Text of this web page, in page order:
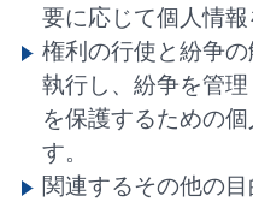
要に応じて個人情報
権利の行使と紛争
執行し、紛争を管
を保護するための
す。
関連するその他の目